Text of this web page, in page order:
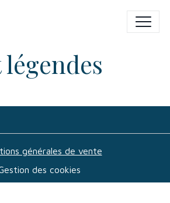
générales de vente
des cookies